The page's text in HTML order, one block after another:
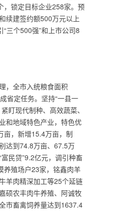
，锁定目标企业258家。预
续建签约额500万元以上
三个500强”和上市公司8
，全市入统粮食面积
省定任务。坚持“一县一
盯现代制种、高效蔬菜、
和地域特色产业，特色优
亩，新增15.4万亩，制
达到74.8万亩、67.5万
民贷”9.2亿元，调引种畜
养殖场户23家，铭鑫肉羊
羊肉精深加工等25个延链
硕农丰肉牛养殖、阿诚牧
市畜禽饲养量达到1637.4